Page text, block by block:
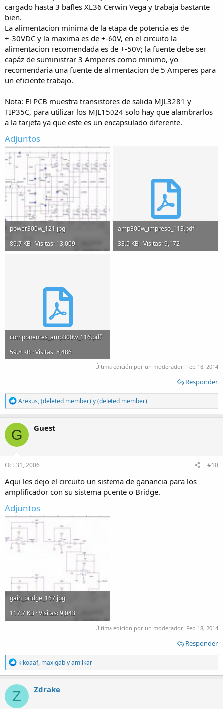
cargado hasta 3 bafles XL36 Cerwin Vega y trabaja bastante
bien.
La alimentacion minima de la etapa de potencia es de
+-30VDC y la maxima es de +-60V, en el circuito la
alimentacion recomendada es de +-50V; la fuente debe ser
capáz de suministrar 3 Amperes como minimo, yo
recomendaria una fuente de alimentacion de 5 Amperes para
un eficiente trabajo.
Nota: El PCB muestra transistores de salida MJL3281 y
TIP35C, para utilizar los MJL15024 solo hay que alambrarlos
a la tarjeta ya que este es un encapsulado diferente.
Adjuntos
power300w_121.jpg
89.7 KB · Visitas: 13,009
amp300w_impreso_113.pdf
33.5 KB · Visitas: 9,172
componentes_amp300w_116.pdf
59.8 KB · Visitas: 8,486
Última edición por un moderador: Feb 18, 2014
Responder
R
e
a
c
t
i
o
n
s
Arekus,(deleted member) y(deleted member)
G Guest
Oct 31, 2006 #10
Aqui les dejo el circuito un sistema de ganancia para los
amplificador con su sistema puente o Bridge.
Adjuntos
gain_bridge_167.jpg
117.7 KB · Visitas: 9,043
Última edición por un moderador: Feb 18, 2014
Responder
R
e
a
c
t
i
kikoaaf, maxigabyamilkar
Z Zdrake